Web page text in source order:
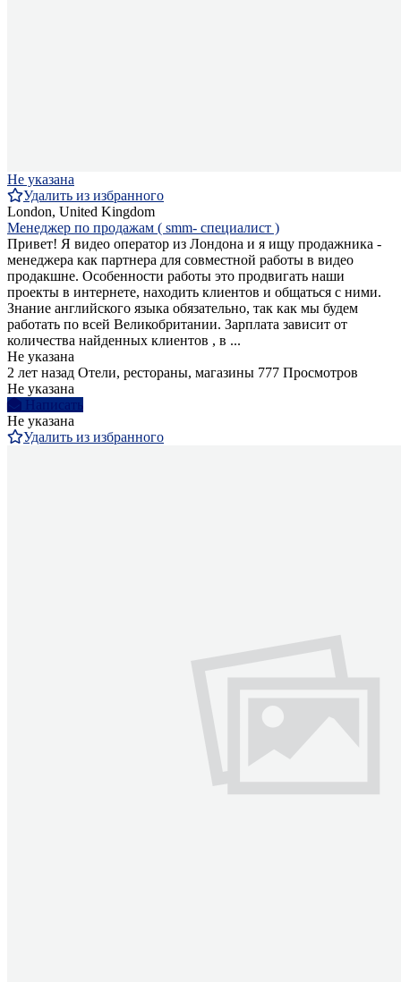
Не указана
Удалить из избранного
London, United Kingdom
Менеджер по продажам ( smm- специалист )
Привет! Я видео оператор из Лондона и я ищу продажника -
менеджера как партнера для совместной работы в видео
продакшне. Особенности работы это продвигать наши
проекты в интернете, находить клиентов и общаться с ними.
Знание английского языка обязательно, так как мы будем
работать по всей Великобритании. Зарплата зависит от
количества найденных клиентов , в ...
Не указана
2 лет назад Отели, рестораны, магазины 777 Просмотров
Не указана
Написать
Не указана
Удалить из избранного